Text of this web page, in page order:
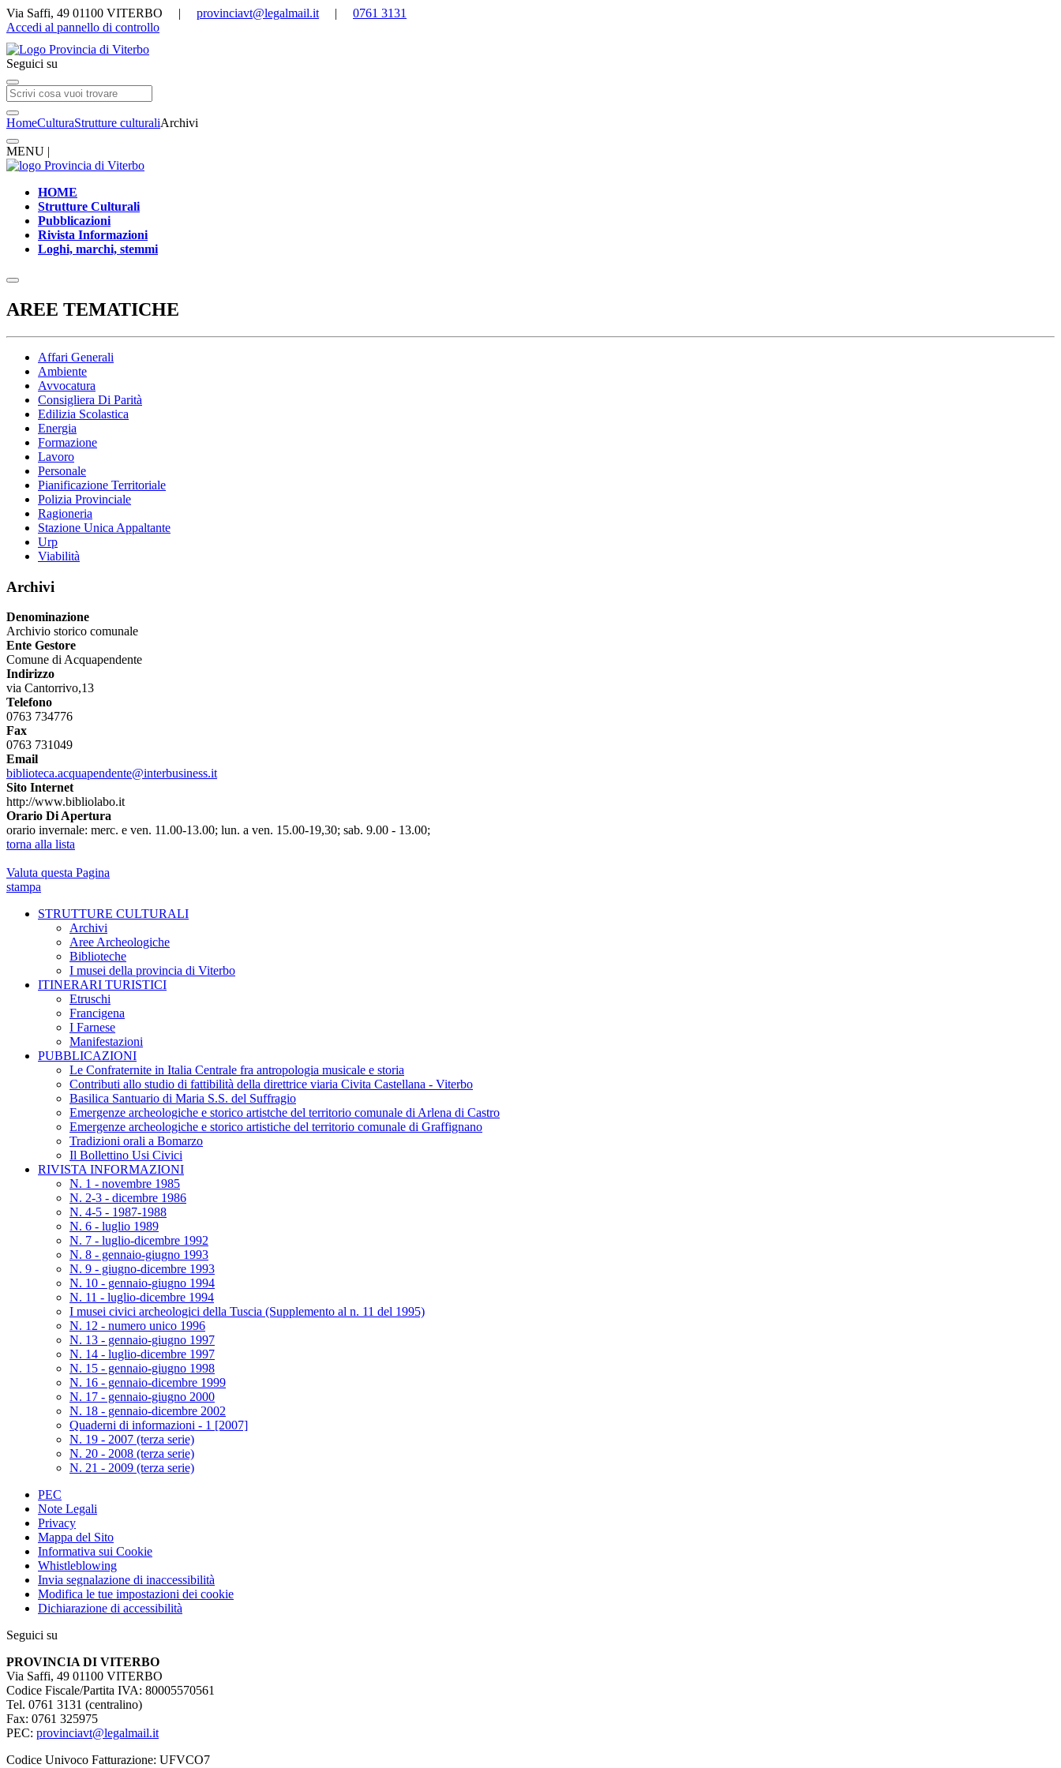
Via Saffi, 49 01100 VITERBO | provinciavt@legalmail.it | 0761 3131
Accedi al pannello di controllo
Seguici su
HomeCulturaStrutture culturaliArchivi
MENU |
HOME
Strutture Culturali
Pubblicazioni
Rivista Informazioni
Loghi, marchi, stemmi
AREE TEMATICHE
Affari Generali
Ambiente
Avvocatura
Consigliera Di Parità
Edilizia Scolastica
Energia
Formazione
Lavoro
Personale
Pianificazione Territoriale
Polizia Provinciale
Ragioneria
Stazione Unica Appaltante
Urp
Viabilità
Archivi
Denominazione
Archivio storico comunale
Ente Gestore
Comune di Acquapendente
Indirizzo
via Cantorrivo,13
Telefono
0763 734776
Fax
0763 731049
Email
biblioteca.acquapendente@interbusiness.it
Sito Internet
http://www.bibliolabo.it
Orario Di Apertura
orario invernale: merc. e ven. 11.00-13.00; lun. a ven. 15.00-19,30; sab. 9.00 - 13.00;
torna alla lista
Valuta questa Pagina
stampa
STRUTTURE CULTURALI
Archivi
Aree Archeologiche
Biblioteche
I musei della provincia di Viterbo
ITINERARI TURISTICI
Etruschi
Francigena
I Farnese
Manifestazioni
PUBBLICAZIONI
Le Confraternite in Italia Centrale fra antropologia musicale e storia
Contributi allo studio di fattibilità della direttrice viaria Civita Castellana - Viterbo
Basilica Santuario di Maria S.S. del Suffragio
Emergenze archeologiche e storico artistche del territorio comunale di Arlena di Castro
Emergenze archeologiche e storico artistiche del territorio comunale di Graffignano
Tradizioni orali a Bomarzo
Il Bollettino Usi Civici
RIVISTA INFORMAZIONI
N. 1 - novembre 1985
N. 2-3 - dicembre 1986
N. 4-5 - 1987-1988
N. 6 - luglio 1989
N. 7 - luglio-dicembre 1992
N. 8 - gennaio-giugno 1993
N. 9 - giugno-dicembre 1993
N. 10 - gennaio-giugno 1994
N. 11 - luglio-dicembre 1994
I musei civici archeologici della Tuscia (Supplemento al n. 11 del 1995)
N. 12 - numero unico 1996
N. 13 - gennaio-giugno 1997
N. 14 - luglio-dicembre 1997
N. 15 - gennaio-giugno 1998
N. 16 - gennaio-dicembre 1999
N. 17 - gennaio-giugno 2000
N. 18 - gennaio-dicembre 2002
Quaderni di informazioni - 1 [2007]
N. 19 - 2007 (terza serie)
N. 20 - 2008 (terza serie)
N. 21 - 2009 (terza serie)
PEC
Note Legali
Privacy
Mappa del Sito
Informativa sui Cookie
Whistleblowing
Invia segnalazione di inaccessibilità
Modifica le tue impostazioni dei cookie
Dichiarazione di accessibilità
Seguici su
PROVINCIA DI VITERBO
Via Saffi, 49 01100 VITERBO
Codice Fiscale/Partita IVA: 80005570561
Tel. 0761 3131 (centralino)
Fax: 0761 325975
PEC: provinciavt@legalmail.it
Codice Univoco Fatturazione: UFVCO7